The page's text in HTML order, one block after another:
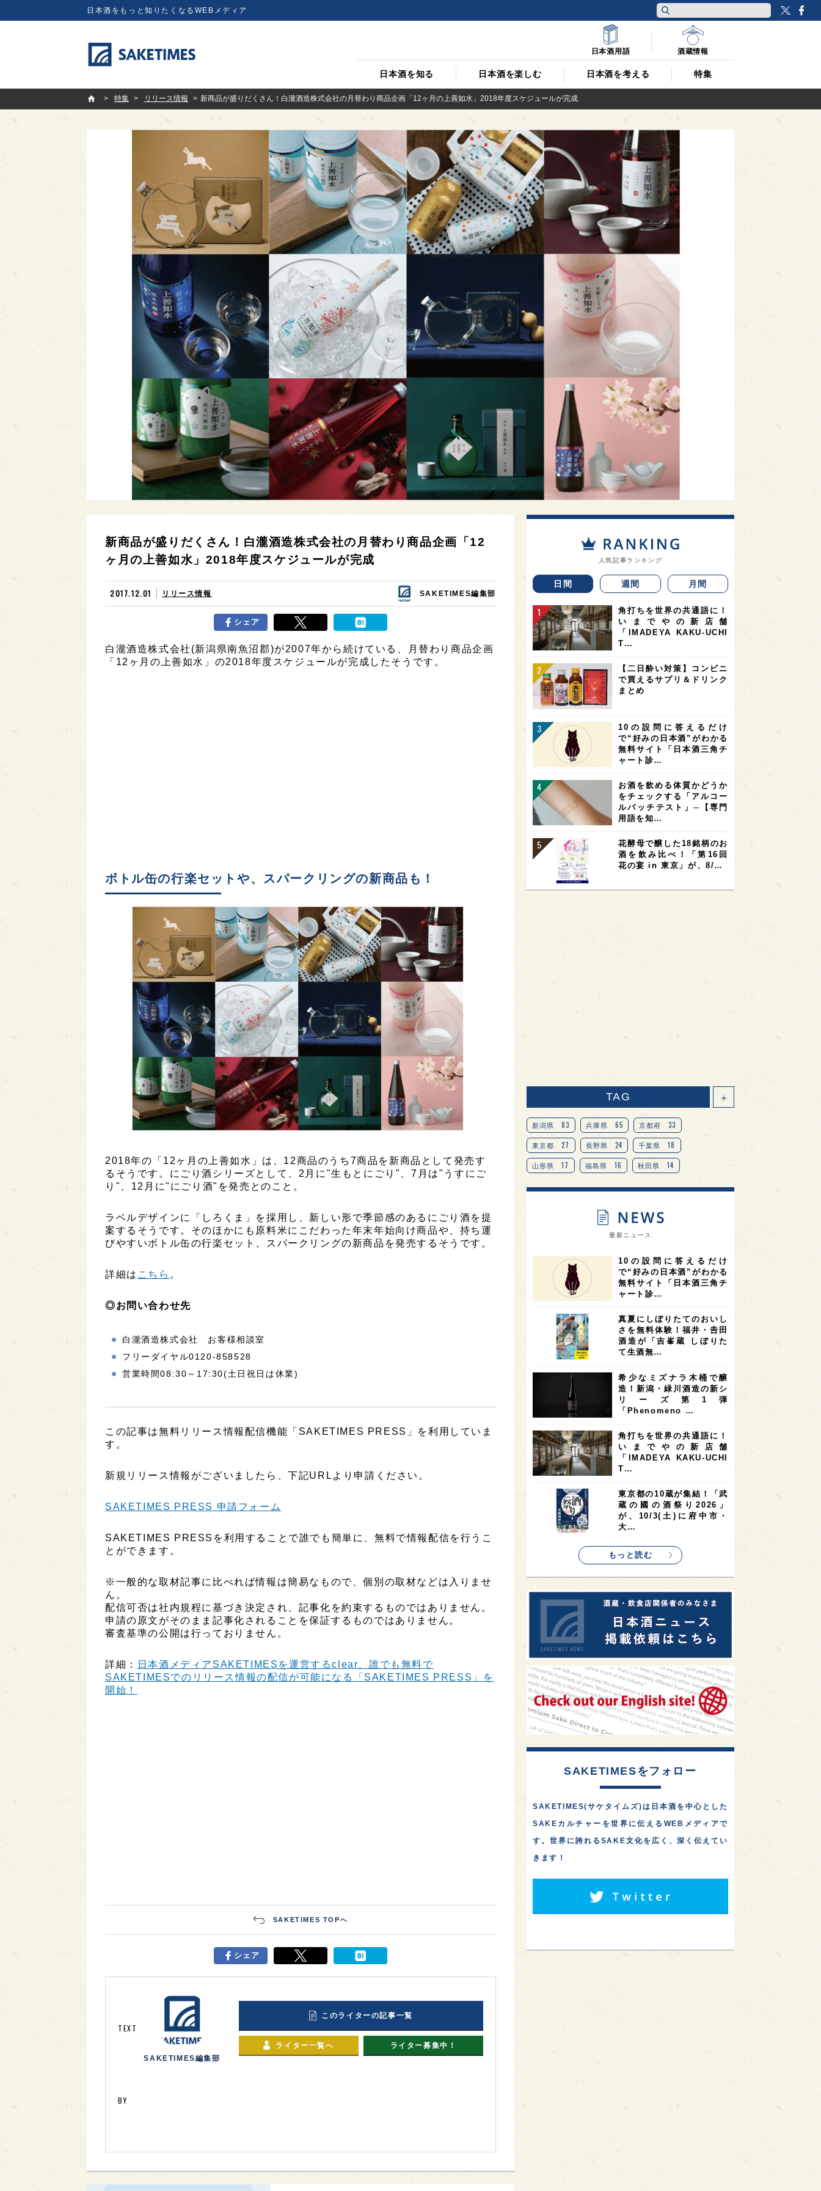
日本酒をもっと知りたくなるWEBメディア
日本酒を知る 日本酒を楽しむ 日本酒を考える 特集
日本酒用語 酒蔵情報
SAKETIMES
特集
リリース情報 新商品が盛りだくさん！白瀧酒造株式会社の月替わり商品企画「12ヶ月の上善如水」2018年度スケジュールが完成
新商品が盛りだくさん！白瀧酒造株式会社の月替わり商品企画「12
ヶ月の上善如水」2018年度スケジュールが完成
2017.12.01 リリース情報 SAKETIMES編集部
シェア
白瀧酒造株式会社(新潟県南魚沼郡)が2007年から続けている、月替わり商品企画
「12ヶ月の上善如水」の2018年度スケジュールが完成したそうです。
ボトル缶の行楽セットや、スパークリングの新商品も！
2018年の「12ヶ月の上善如水」は、12商品のうち7商品を新商品として発売す
るそうです。にごり酒シリーズとして、2月に"生もとにごり"、7月は"うすにご
り"、12月に"にごり酒"を発売とのこと。
ラベルデザインに「しろくま」を採用し、新しい形で季節感のあるにごり酒を提
案するそうです。そのほかにも原料米にこだわった年末年始向け商品や、持ち運
びやすいボトル缶の行楽セット、スパークリングの新商品を発売するそうです。
詳細は こちら 。
◎お問い合わせ先
白瀧酒造株式会社 お客様相談室
フリーダイヤル0120-858528
営業時間08:30～17:30(土日祝日は休業)
この記事は無料リリース情報配信機能「SAKETIMES PRESS」を利用していま
す。
新規リリース情報がございましたら、下記URLより申請ください。
SAKETIMES PRESS 申請フォーム
SAKETIMES PRESSを利用することで誰でも簡単に、無料で情報配信を行うこ
とができます。
※一般的な取材記事に比べれば情報は簡易なもので、個別の取材などは入りませ
ん。
配信可否は社内規程に基づき決定され、記事化を約束するものではありません。
申請の原文がそのまま記事化されることを保証するものではありません。
審査基準の公開は行っておりません。
詳細：
日本酒メディアSAKETIMESを運営するclear、誰でも無料で
SAKETIMESでのリリース情報の配信が可能になる「SAKETIMES PRESS」を
開始！
SAKETIMES TOPへ
シェア
TEXT
BY
SAKETIMES編集部
このライターの記事一覧
ライター一覧へ ライター募集中！
人気記事ランキング
日間 週間 月間
角打ちを世界の共通語に！
いまでやの新店舗
「IMADEYA KAKU-UCHI
T…
【二日酔い対策】コンビニ
で買えるサプリ＆ドリンク
まとめ
10の設問に答えるだけ
で“好みの日本酒”がわかる
無料サイト「日本酒三角チ
ャート診…
お酒を飲める体質かどうか
をチェックする「アルコー
ルパッチテスト」─【専門
用語を知…
花酵母で醸した18銘柄のお
酒を飲み比べ！「第16回
花の宴 in 東京」が、8/…
TAG ＋
新潟県 83 兵庫県 65 京都府 33
東京都 27 長野県 24 千葉県 18
山形県 17 福島県 16 秋田県 14
愛知県 14 宮城県 14 岐阜県 13
オピニオンリーダーの視点 9
奈良県 滋賀県 7 和歌山県 6
富山県 6 フランス 6 高知県 5 島根県 5
4 アメリカ 4 神奈川県 4
4 三重県 大阪府 3
オーストラリア 台湾 2 アジア 2
SAKEの時代を生きる 静岡県 1 長崎県
全蔵めぐり 1 シンガポール 1 カナダ 1
群馬県 1 熊本県 徳島県
イギリス 1 ノルウェー 1 新宿区 1
歌舞伎町 1 1 鳥取県 1
saketimes_image_4
最新ニュース
10の設問に答えるだけ
で“好みの日本酒”がわかる
無料サイト「日本酒三角チ
ャート診…
真夏にしぼりたてのおいし
さを無料体験！福井・𠮷田
酒造が「吉峯蔵 しぼりた
て生酒無…
希少なミズナラ木桶で醸
造！新潟・緑川酒造の新シ
リーズ第1弾
「Phenomeno …
角打ちを世界の共通語に！
いまでやの新店舗
「IMADEYA KAKU-UCHI
T…
東京都の10蔵が集結！「武
蔵の國の酒祭り2026」
が、10/3(土)に府中市・
大…
もっと読む
SAKETIMESをフォロー
SAKETIMES(サケタイムズ)は日本酒を中心とした
SAKEカルチャーを世界に伝えるWEBメディアで
す。世界に誇れるSAKE文化を広く、深く伝えてい
きます！